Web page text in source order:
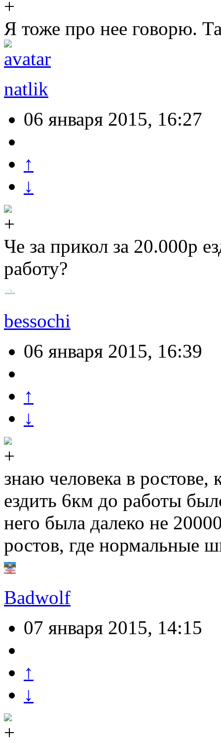
Я тоже про нее говорю.
natlik
06 января 2015, 16:27
↑
↓
Че за прикол за 20.000р
работу?
bessochi
06 января 2015, 16:39
↑
↓
знаю человека в
ездить 6км до работы
него была далеко не
ростов, где нормальные
Badwolf
07 января 2015, 14:15
↑
↓